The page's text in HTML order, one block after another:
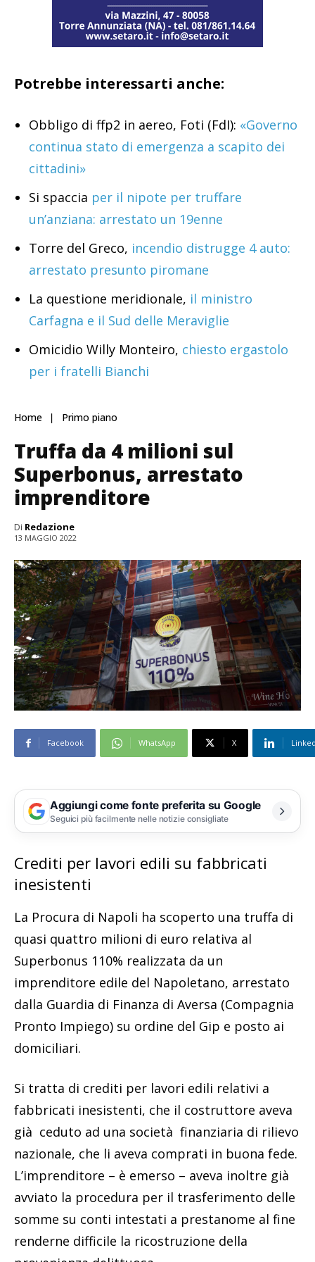
Potrebbe interessarti anche:
Obbligo di ffp2 in aereo, Foti (FdI): «Governo
continua stato di emergenza a scapito dei
cittadini»
Si spaccia per il nipote per truffare
un’anziana: arrestato un 19enne
Torre del Greco, incendio distrugge 4 auto:
arrestato presunto piromane
La questione meridionale, il ministro
Carfagna e il Sud delle Meraviglie
Omicidio Willy Monteiro, chiesto ergastolo
per i fratelli Bianchi
Home Primo piano
Truffa da 4 milioni sul
Superbonus, arrestato
imprenditore
Di Redazione
13 MAGGIO 2022
Facebook WhatsApp X
Aggiungi come fonte preferita su Google
Seguici più facilmente nelle notizie consigliate
Crediti per lavori edili su fabbricati
inesistenti
La Procura di Napoli ha scoperto una truffa di
quasi quattro milioni di euro relativa al
Superbonus 110% realizzata da un
imprenditore edile del Napoletano, arrestato
dalla Guardia di Finanza di Aversa (Compagnia
Pronto Impiego) su ordine del Gip e posto ai
domiciliari.
Si tratta di crediti per lavori edili relativi a
fabbricati inesistenti, che il costruttore aveva
già ceduto ad una società finanziaria di rilievo
nazionale, che li aveva comprati in buona fede.
L’imprenditore – è emerso – aveva inoltre già
avviato la procedura per il trasferimento delle
somme su conti intestati a prestanome al fine
renderne difficile la ricostruzione della